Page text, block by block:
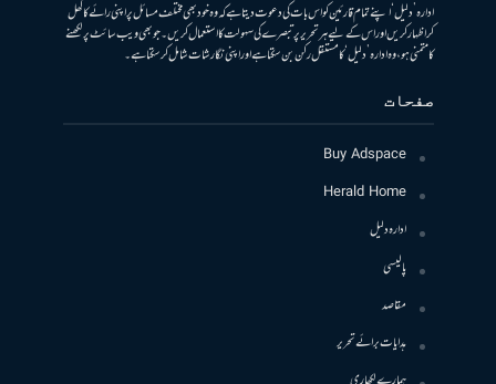
ادارہ ’دلیل‘ اپنے تمام قارئین کو اس بات کی دعوت دیتا ہے کہ وہ خود بھی مختلف مسائل پر اپنی رائے کا کھل
کر اظہار کریں اور اس کے لیے ہر تحریر پر تبصرے کی سہولت کا استعمال کریں۔ جو بھی ویب سائٹ پر لکھنے
کا متمنی ہو، وہ ادارہ ’دلیل‘ کا مستقل رکن بن سکتا ہے اور اپنی نگارشات شامل کرسکتا ہے۔
صفحات
Buy Adspace
Herald Home
ادارہ دلیل
پالیسی
مقاصد
ہدایات برائے تحریر